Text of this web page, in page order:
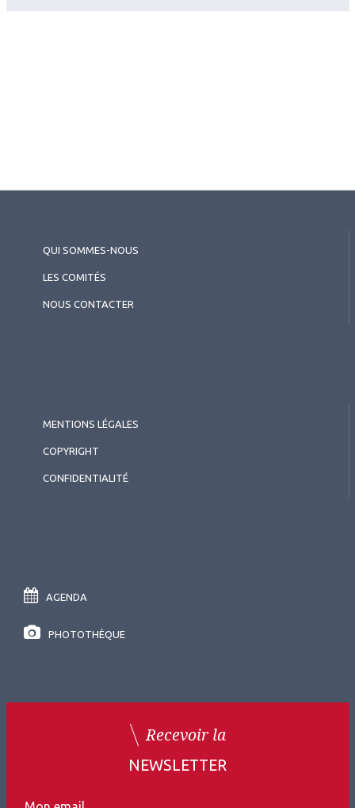
QUI SOMMES-NOUS
LES COMITÉS
NOUS CONTACTER
MENTIONS LÉGALES
COPYRIGHT
CONFIDENTIALITÉ
AGENDA
PHOTOTHÈQUE
Recevoir la
NEWSLETTER